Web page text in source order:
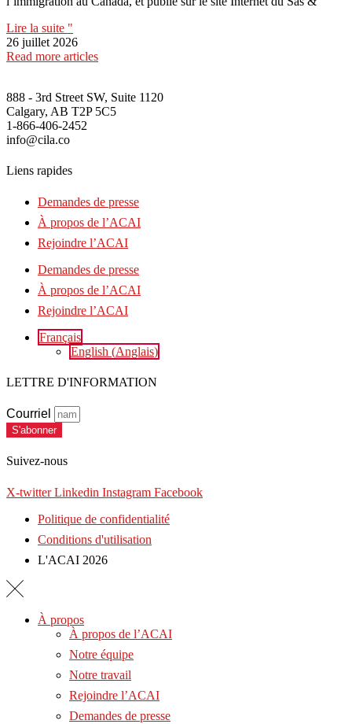
Lire la suite "
26 juillet 2026
Read more articles
888 - 3rd Street SW, Suite 1120
Calgary, AB T2P 5C5
1-866-406-2452
info@cila.co
Liens rapides
Demandes de presse
À propos de l’ACAI
Rejoindre l’ACAI
Demandes de presse
À propos de l’ACAI
Rejoindre l’ACAI
Français
English (Anglais)
LETTRE D'INFORMATION
Courriel
S'abonner
Suivez-nous
X-twitter Linkedin Instagram Facebook
Politique de confidentialité
Conditions d'utilisation
L'ACAI 2026
À propos
À propos de l’ACAI
Notre équipe
Notre travail
Rejoindre l’ACAI
Demandes de presse